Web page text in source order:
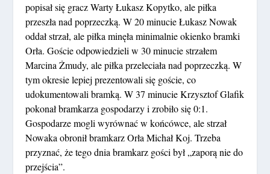
popisał się gracz Warty Łukasz Kopytko, ale piłka
przeszła nad poprzeczką. W 20 minucie Łukasz Nowak
oddał strzał, ale piłka minęła minimalnie okienko bramki
Orła. Goście odpowiedzieli w 30 minucie strzałem
Marcina Żmudy, ale piłka przeleciała nad poprzeczką. W
tym okresie lepiej prezentowali się goście, co
udokumentowali bramką. W 37 minucie Krzysztof Glafik
pokonał bramkarza gospodarzy i zrobiło się 0:1.
Gospodarze mogli wyrównać w końcówce, ale strzał
Nowaka obronił bramkarz Orła Michał Koj. Trzeba
przyznać, że tego dnia bramkarz gości był „zaporą nie do
przejścia”.